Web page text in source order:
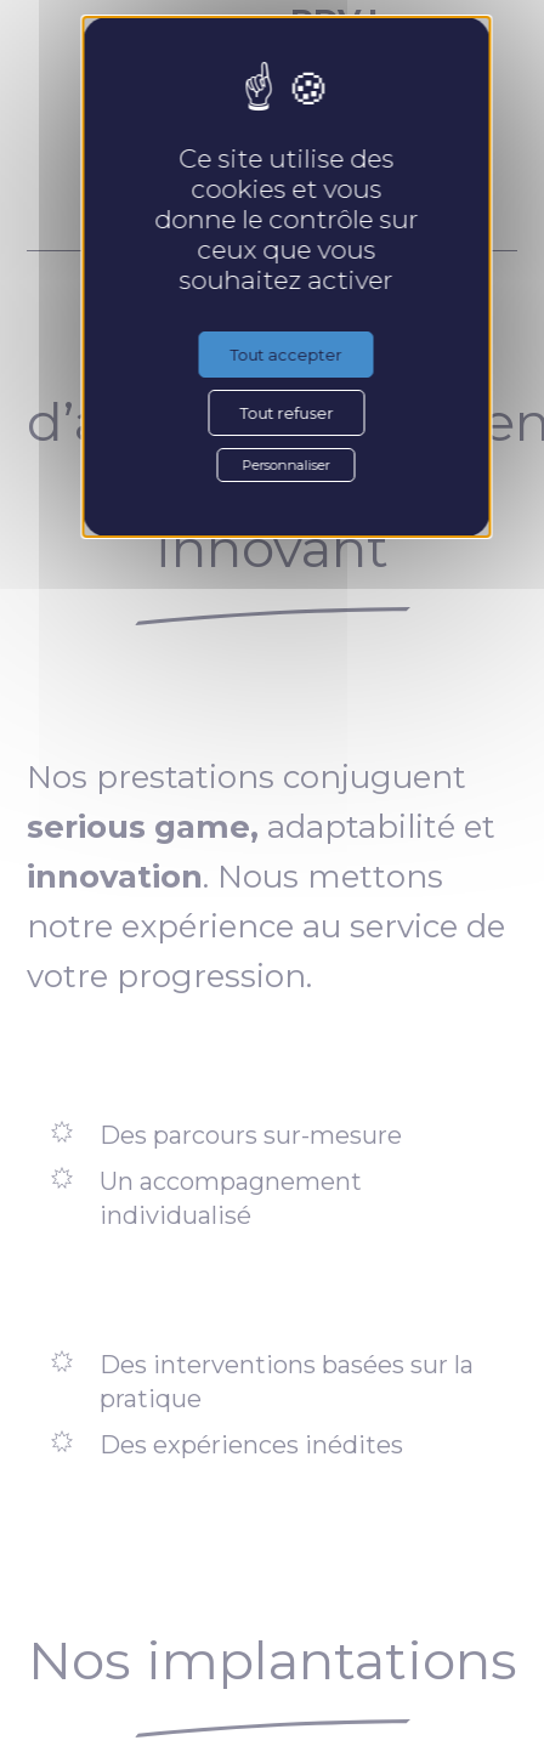
prenez RDV !
Un concept
unique et
innovant
Nos prestations conjuguent
serious game, adaptabilité et
innovation. Nous mettons
notre expérience au service de
votre progression.
Des parcours sur-mesure
Un accompagnement
individualisé
Des interventions basées sur la
pratique
Des expériences inédites
Nos implantations
Ce site utilise des
cookies et vous
donne le contrôle sur
ceux que vous
souhaitez activer
Tout accepter
Tout refuser
Personnaliser